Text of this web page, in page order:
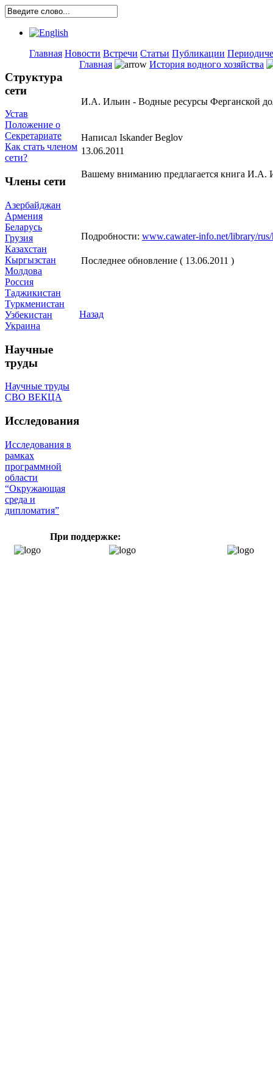
Главная Новости Встречи Статьи Публикации
Структура
сети
Устав
Положение о
Секретариате
Как стать членом
сети?
Члены сети
Азербайджан
Армения
Беларусь
Грузия
Казахстан
Кыргызстан
Молдова
Россия
Таджикистан
Туркменистан
Узбекистан
Украина
Научные
труды
Научные труды
СВО ВЕКЦА
Исследования
Исследования в
рамках
программной
области
“Окружающая
среда и
дипломатия”
Главная История водного хозяйства
И.А. Ильин - Водные ресурсы Ферганской
Написал Iskander Beglov
13.06.2011
Вашему вниманию предлагается книга И.А.
Подробности: www.cawater-info.net/library/
Последнее обновление ( 13.06.2011 )
Назад
При поддержке: